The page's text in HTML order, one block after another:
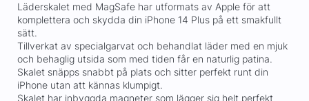
Läderskalet med MagSafe har utformats av Apple för att
komplettera och skydda din iPhone 14 Plus på ett smakfullt
sätt.
Tillverkat av specialgarvat och behandlat läder med en mjuk
och behaglig utsida som med tiden får en naturlig patina.
Skalet snäpps snabbt på plats och sitter perfekt runt din
iPhone utan att kännas klumpigt.
Skalet har inbyggda magneter som lägger sig helt perfekt